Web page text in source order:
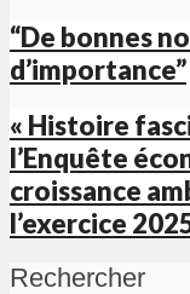
“De bonnes
d’importance”
« Histoire
l’Enquête
croissance
l’exercice
Rechercher